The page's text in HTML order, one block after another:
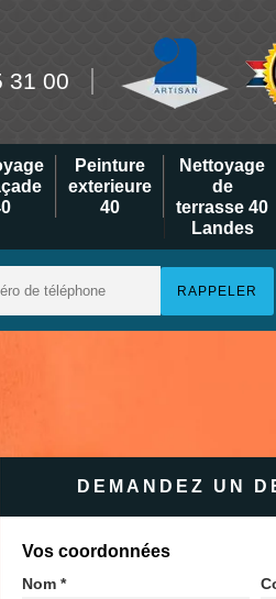
31 00
Peinture
exterieure
40
Nettoyage
de
terrasse 40
Landes
DEMANDEZ UN
Vos coordonnées
Nom *